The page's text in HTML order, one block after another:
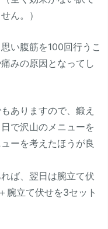
ん。）
い腹筋を100回行うこ
みの原因となってし
ありますので、鍛え
で沢山のメニューを
ーを考えたほうが良
ば、翌日は腕立て伏
腕立て伏せを3セット